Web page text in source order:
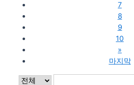
7
8
9
10
»
마지막